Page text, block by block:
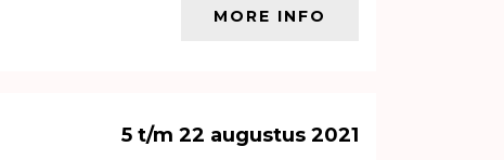
MORE INFO
5 t/m 22 augustus 2021